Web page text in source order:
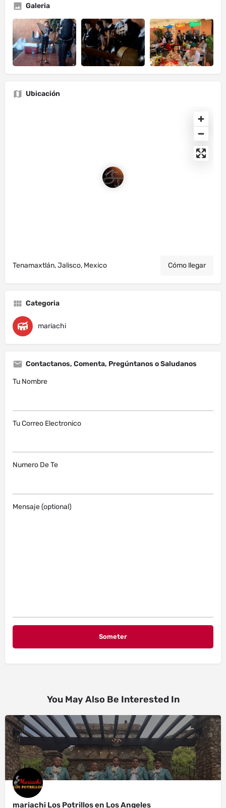
Galeria
Ubicación
Tenamaxtlán, Jalisco, Mexico Cómo llegar
Categoria
mariachi
Contactanos, Comenta, Pregúntanos o Saludanos
Tu Nombre
Tu Correo Electronico
Numero De Te
Mensaje (optional)
You May Also Be Interested In
mariachi Los Potrillos en Los Angeles